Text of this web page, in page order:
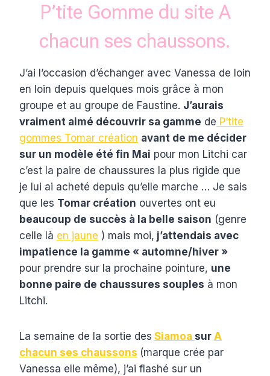
P’tite Gomme du site A
chacun ses chaussons.
J’ai l’occasion d’échanger avec Vanessa de loin
en loin depuis quelques mois grâce à mon
groupe et au groupe de Faustine. J’aurais
vraiment aimé découvrir sa gamme de P’tite
gommes Tomar création avant de me décider
sur un modèle été fin Mai pour mon Litchi car
c’est la paire de chaussures la plus rigide que
je lui ai acheté depuis qu’elle marche … Je sais
que les Tomar création ouvertes ont eu
beaucoup de succès à la belle saison (genre
celle là en jaune ) mais moi, j’attendais avec
impatience la gamme « automne/hiver »
pour prendre sur la prochaine pointure, une
bonne paire de chaussures souples à mon
Litchi.
La semaine de la sortie des Siamoa sur A
chacun ses chaussons (marque crée par
Vanessa elle même), j’ai flashé sur un